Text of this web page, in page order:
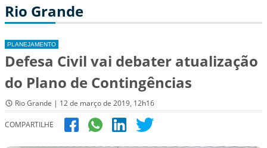
Rio Grande
PLANEJAMENTO
Defesa Civil vai debater atualização
do Plano de Contingências
Rio Grande | 12 de março de 2019, 12h16
COMPARTILHE